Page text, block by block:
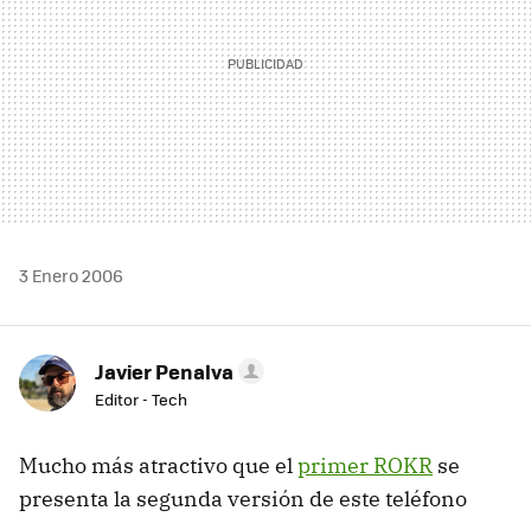
3 Enero 2006
Javier Penalva
Editor - Tech
Mucho más atractivo que elprimer ROKR se
presenta la segunda versión de este teléfono